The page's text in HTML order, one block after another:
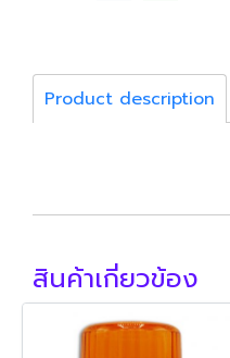
Product description
สินค้าเกี่ยวข้อง